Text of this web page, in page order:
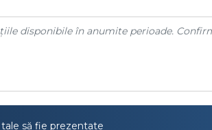
disponibile în anumite perioade.
să fie prezentate